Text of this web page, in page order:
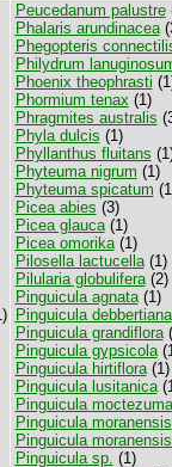
Peucedanum palustre
Phalaris arundinacea
Phegopteris
Philydrum
Phoenix theophrasti
Phormium tenax (1)
Phragmites australis
Phyla dulcis (1)
Phyllanthus fluitans
Phyteuma nigrum (1)
Phyteuma spicatum
Picea abies (3)
Picea glauca(1)
Picea omorika(1)
Pilosella lactucella(1)
Pilularia globulifera(2)
Pinguicula agnata(1)
Pinguicula debbertiana
Pinguicula grandiflora
Pinguicula gypsicola
Pinguicula hirtiflora(1)
Pinguicula lusitanica
Pinguicula
Pinguicula moranensis
Pinguicula
Pinguicula sp. (1)